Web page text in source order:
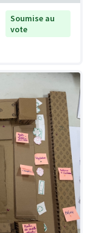
Soumise au
vote